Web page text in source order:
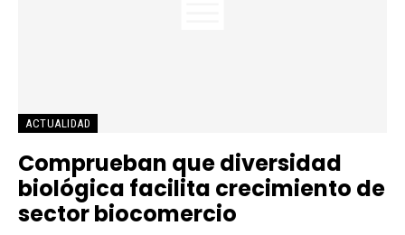
ACTUALIDAD
Comprueban que diversidad
biológica facilita crecimiento de
sector biocomercio